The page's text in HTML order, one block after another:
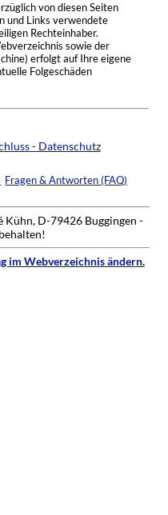
von diesen Seiten
und Links verwendete
Rechteinhaber.
sowie der
erfolgt auf Ihre eigene
Folgeschäden
- Datenschutz
Fragen & Antworten (FAQ)
D-79426 Buggingen -
im Webverzeichnis ändern.